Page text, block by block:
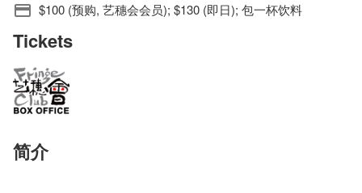
$100 (预购, 艺穗会会员); $130 (即日); 包一杯饮料
Tickets
简介